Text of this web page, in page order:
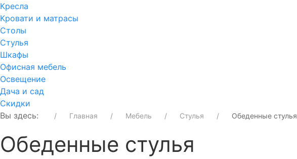
Кресла
Кровати и матрасы
Столы
Стулья
Шкафы
Офисная мебель
Освещение
Дача и сад
Скидки
Вы здесь:
Главная Мебель Стулья Обеденные стулья
Обеденные стулья